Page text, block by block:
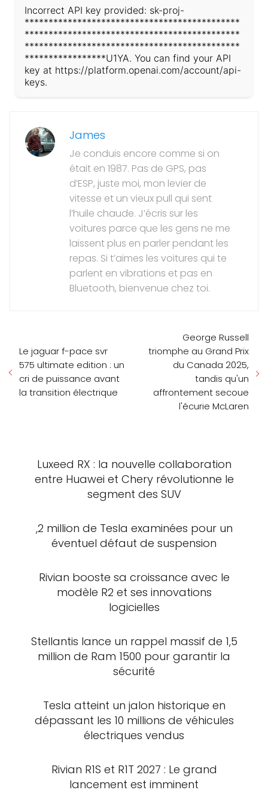
Incorrect API key provided: sk-proj-
*********************************************
*********************************************
*********************************************
*****************U1YA. You can find your API
key at https://platform.openai.com/account/api-
keys.
James
Je conduis encore comme si on
était en 1987. Pas de GPS, pas
d’ESP, juste moi, mon levier de
vitesse et un vieux pull qui sent
l’huile chaude. J’écris sur les
voitures parce que les gens ne me
laissent plus en parler pendant les
repas. Si t’aimes les voitures qui te
parlent en vibrations et pas en
Bluetooth, bienvenue chez toi.
Le jaguar f-pace svr
575 ultimate edition : un
cri de puissance avant
la transition électrique
George Russell
triomphe au Grand Prix
du Canada 2025,
tandis qu'un
affrontement secoue
l'écurie McLaren
Luxeed RX : la nouvelle collaboration
entre Huawei et Chery révolutionne le
segment des SUV
,2 million de Tesla examinées pour un
éventuel défaut de suspension
Rivian booste sa croissance avec le
modèle R2 et ses innovations
logicielles
Stellantis lance un rappel massif de 1,5
million de Ram 1500 pour garantir la
sécurité
Tesla atteint un jalon historique en
dépassant les 10 millions de véhicules
électriques vendus
Rivian R1S et R1T 2027 : Le grand
lancement est imminent